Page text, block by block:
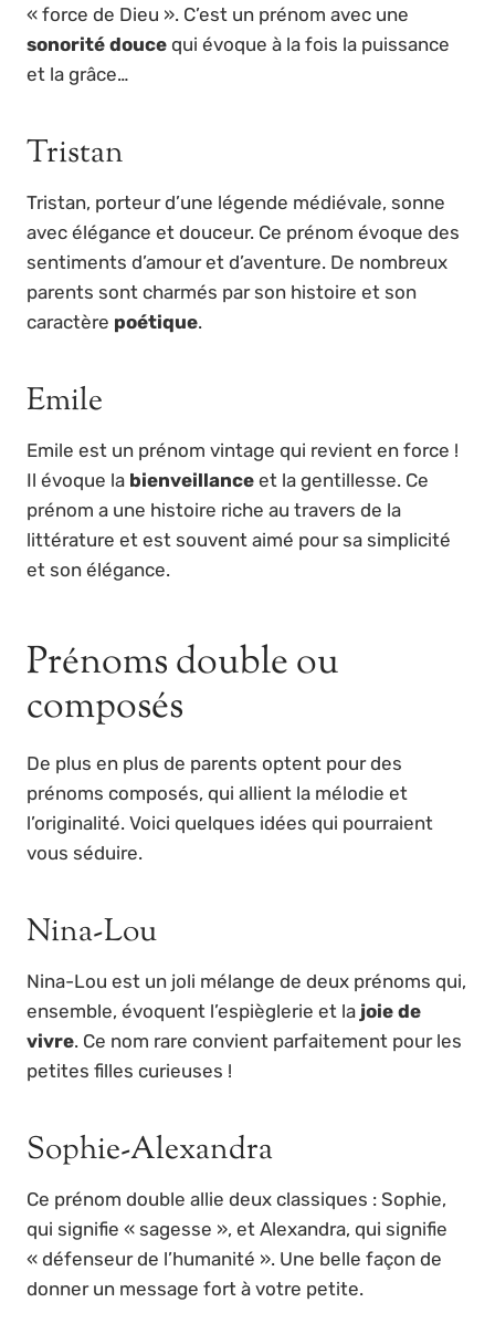
« force de Dieu ». C’est un prénom avec une
sonorité douce qui évoque à la fois la puissance
et la grâce…
Tristan
Tristan, porteur d’une légende médiévale, sonne
avec élégance et douceur. Ce prénom évoque des
sentiments d’amour et d’aventure. De nombreux
parents sont charmés par son histoire et son
caractère poétique.
Emile
Emile est un prénom vintage qui revient en force !
Il évoque la bienveillance et la gentillesse. Ce
prénom a une histoire riche au travers de la
littérature et est souvent aimé pour sa simplicité
et son élégance.
Prénoms double ou
composés
De plus en plus de parents optent pour des
prénoms composés, qui allient la mélodie et
l’originalité. Voici quelques idées qui pourraient
vous séduire.
Nina-Lou
Nina-Lou est un joli mélange de deux prénoms qui,
ensemble, évoquent l’espièglerie et la joie de
vivre. Ce nom rare convient parfaitement pour les
petites filles curieuses !
Sophie-Alexandra
Ce prénom double allie deux classiques : Sophie,
qui signifie « sagesse », et Alexandra, qui signifie
« défenseur de l’humanité ». Une belle façon de
donner un message fort à votre petite.